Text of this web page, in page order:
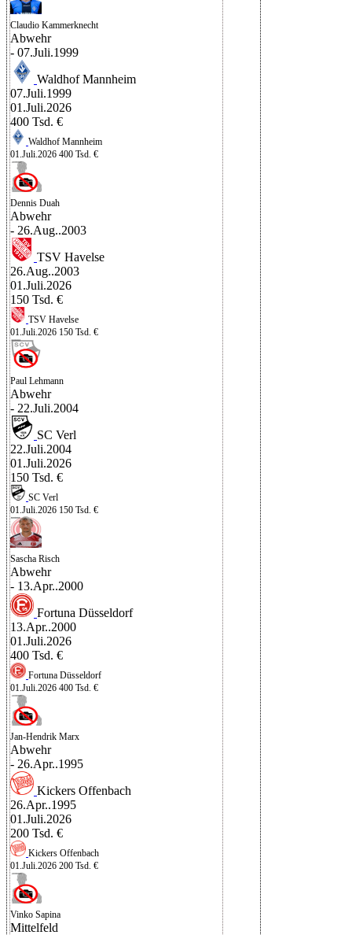
Claudio Kammerknecht
Abwehr
- 07.Juli.1999
Waldhof Mannheim
07.Juli.1999
01.Juli.2026
400 Tsd. €
Waldhof Mannheim
01.Juli.2026 400 Tsd. €
Dennis Duah
Abwehr
- 26.Aug..2003
TSV Havelse
26.Aug..2003
01.Juli.2026
150 Tsd. €
TSV Havelse
01.Juli.2026 150 Tsd. €
Paul Lehmann
Abwehr
- 22.Juli.2004
SC Verl
22.Juli.2004
01.Juli.2026
150 Tsd. €
SC Verl
01.Juli.2026 150 Tsd. €
Sascha Risch
Abwehr
- 13.Apr..2000
Fortuna Düsseldorf
13.Apr..2000
01.Juli.2026
400 Tsd. €
Fortuna Düsseldorf
01.Juli.2026 400 Tsd. €
Jan-Hendrik Marx
Abwehr
- 26.Apr..1995
Kickers Offenbach
26.Apr..1995
01.Juli.2026
200 Tsd. €
Kickers Offenbach
01.Juli.2026 200 Tsd. €
Vinko Sapina
Mittelfeld